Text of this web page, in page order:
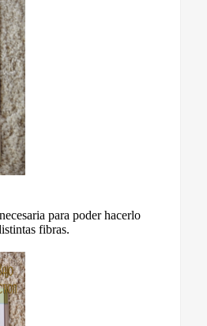
para poder hacerlo
fibras.